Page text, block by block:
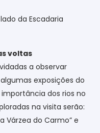
da Escadaria
voltas
a observar
exposições do
dos rios no
na visita serão:
Várzea do Carmo” e